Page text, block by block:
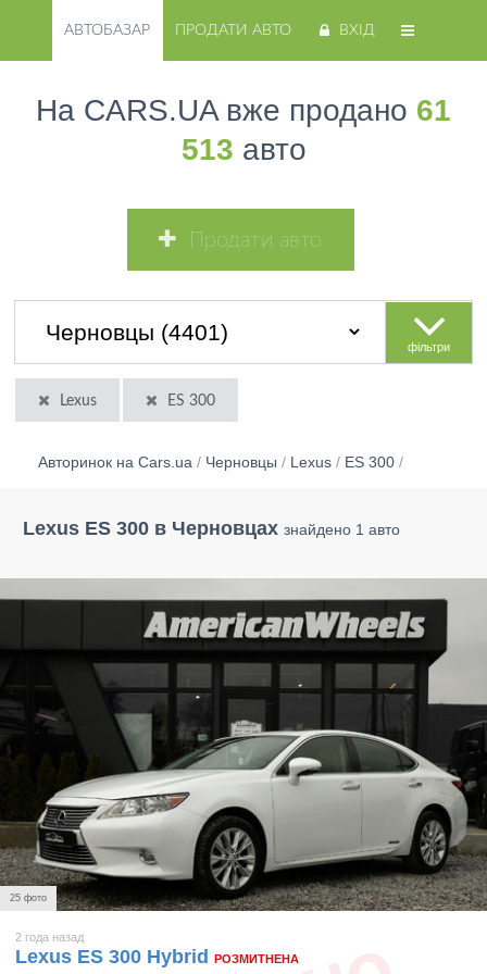
АВТОБАЗАР ПРОДАТИ АВТО ВХІД
На CARS.UA вже продано 61
513 авто
Продати авто
фільтри
Lexus ES 300
Авторинок на Cars.ua / Черновцы / Lexus / ES 300 /
Lexus ES 300 в Черновцах знайдено 1 авто
25 фото
2 года назад
Lexus ES 300 Hybrid РОЗМИТНЕНА